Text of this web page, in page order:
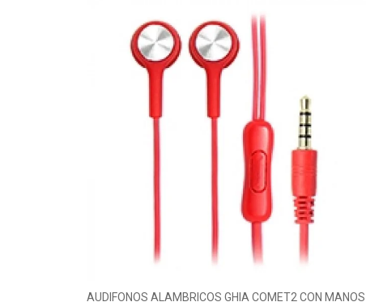
AUDIFONOS ALAMBRICOS GHIA COMET2 CON MANOS